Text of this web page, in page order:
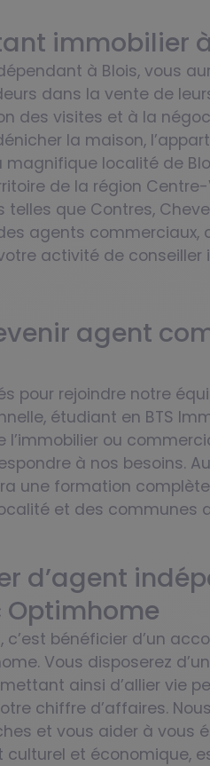
immobilier
à Blois, vous
dans la vente de
des visites et à la
la maison,
localité de
de la région Centre-
que Contres,
agents commerciaux,
activité de conseiller
agent
pour rejoindre notre
étudiant en BTS
l’immobilier ou
à nos besoins.
une formation
et des communes
d’agent
bénéficier d’un
Vous disposerez
ainsi d’allier vie
chiffre d’affaires.
et vous aider à vous
culturel et économique,